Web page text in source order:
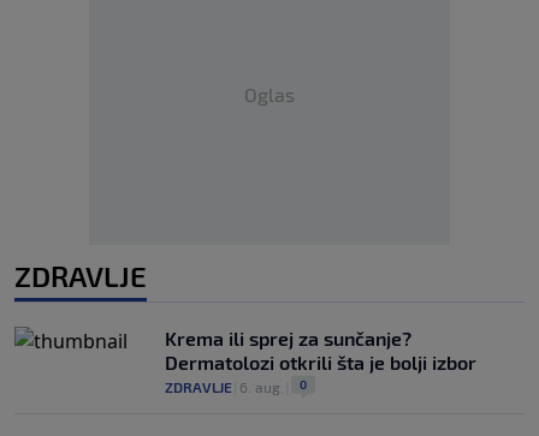
Oglas
ZDRAVLJE
Krema ili sprej za sunčanje?
Dermatolozi otkrili šta je bolji izbor
ZDRAVLJE 6. aug. 0